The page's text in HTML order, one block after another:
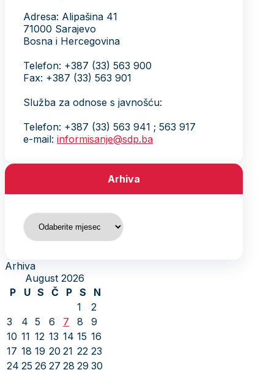
Adresa: Alipašina 41
71000 Sarajevo
Bosna i Hercegovina
Telefon: +387 (33) 563 900
Fax: +387 (33) 563 901
Služba za odnose s javnošću:
Telefon: +387 (33) 563 941 ; 563 917
e-mail: informisanje@sdp.ba
Arhiva
Arhiva
Arhiva
August 2026
P
U S Č P S
N
1
2
3
4 5 6 7 8
9
10 11 12 13 14 15 16
17 18 19 20 21 22 23
24 25 26 27 28 29 30